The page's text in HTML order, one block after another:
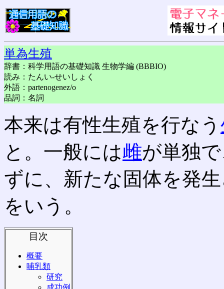
単為生殖
辞書：科学用語の基礎知識 生物学編 (BBBIO)
読み：たんい-せいしょく
外語：partenogenez/o
品詞：名詞
本来は有性生殖を行なう
と。一般には雌が単独
ずに、新たな固体を発
をいう。
目次
概要
哺乳類
研究
成功例